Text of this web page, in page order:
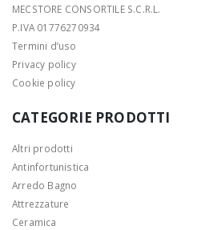
MECSTORE CONSORTILE S.C.R.L.
P.IVA 01776270934
Termini d’uso
Privacy policy
Cookie policy
CATEGORIE PRODOTTI
Altri prodotti
Antinfortunistica
Arredo Bagno
Attrezzature
Ceramica